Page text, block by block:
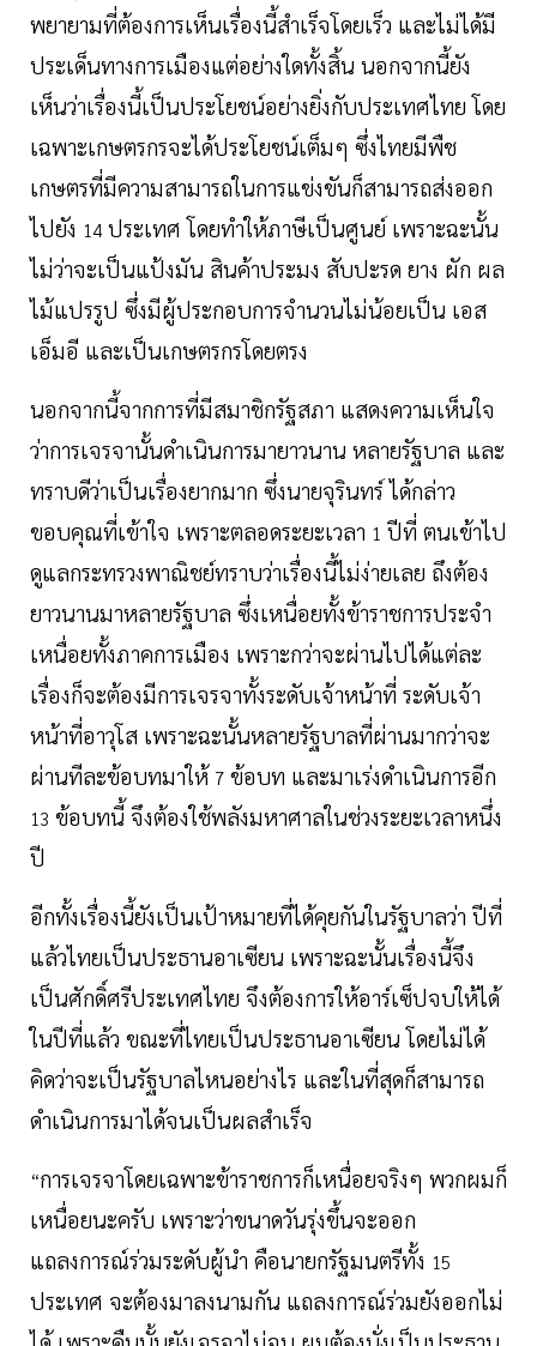
พยายามที่ต้องการเห็นเรื่องนี้สำเร็จโดยเร็ว และไม่ได้มี
ประเด็นทางการเมืองแต่อย่างใดทั้งสิ้น นอกจากนี้ยัง
เห็นว่าเรื่องนี้เป็นประโยชน์อย่างยิ่งกับประเทศไทย โดย
เฉพาะเกษตรกรจะได้ประโยชน์เต็มๆ ซึ่งไทยมีพืช
เกษตรที่มีความสามารถในการแข่งขันก็สามารถส่งออก
ไปยัง 14 ประเทศ โดยทำให้ภาษีเป็นศูนย์ เพราะฉะนั้น
ไม่ว่าจะเป็นแป้งมัน สินค้าประมง สับปะรด ยาง ผัก ผล
ไม้แปรรูป ซึ่งมีผู้ประกอบการจำนวนไม่น้อยเป็น เอส
เอ็มอี และเป็นเกษตรกรโดยตรง
นอกจากนี้จากการที่มีสมาชิกรัฐสภา แสดงความเห็นใจ
ว่าการเจรจานั้นดำเนินการมายาวนาน หลายรัฐบาล และ
ทราบดีว่าเป็นเรื่องยากมาก ซึ่งนายจุรินทร์ ได้กล่าว
ขอบคุณที่เข้าใจ เพราะตลอดระยะเวลา 1 ปีที่ ตนเข้าไป
ดูแลกระทรวงพาณิชย์ทราบว่าเรื่องนี้ไม่ง่ายเลย ถึงต้อง
ยาวนานมาหลายรัฐบาล ซึ่งเหนื่อยทั้งข้าราชการประจำ
เหนื่อยทั้งภาคการเมือง เพราะกว่าจะผ่านไปได้แต่ละ
เรื่องก็จะต้องมีการเจรจาทั้งระดับเจ้าหน้าที่ ระดับเจ้า
หน้าที่อาวุโส เพราะฉะนั้นหลายรัฐบาลที่ผ่านมากว่าจะ
ผ่านทีละข้อบทมาให้ 7 ข้อบท และมาเร่งดำเนินการอีก
13 ข้อบทนี้ จึงต้องใช้พลังมหาศาลในช่วงระยะเวลาหนึ่ง
ปี
อีกทั้งเรื่องนี้ยังเป็นเป้าหมายที่ได้คุยกันในรัฐบาลว่า ปีที่
แล้วไทยเป็นประธานอาเซียน เพราะฉะนั้นเรื่องนี้จึง
เป็นศักดิ์ศรีประเทศไทย จึงต้องการให้อาร์เซ็ปจบให้ได้
ในปีที่แล้ว ขณะที่ไทยเป็นประธานอาเซียน โดยไม่ได้
คิดว่าจะเป็นรัฐบาลไหนอย่างไร และในที่สุดก็สามารถ
ดำเนินการมาได้จนเป็นผลสำเร็จ
“การเจรจาโดยเฉพาะข้าราชการก็เหนื่อยจริงๆ พวกผมก็
เหนื่อยนะครับ เพราะว่าขนาดวันรุ่งขึ้นจะออก
แถลงการณ์ร่วมระดับผู้นำ คือนายกรัฐมนตรีทั้ง 15
ประเทศ จะต้องมาลงนามกัน แถลงการณ์ร่วมยังออกไม่